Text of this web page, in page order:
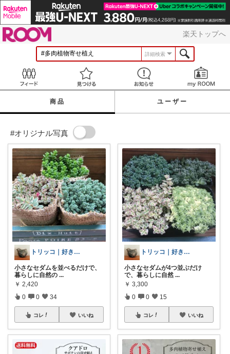
楽天トップへ
詳細検索
見つける お知らせ
商品 ユーザー
#オリジナル写真
トリッコ｜好きな雑貨・インテリア
小さなセダムを並べるだけで、
暮らしに自然の ...
￥ 2,420
0 0 34
コレ いいね
トリッコ｜好きな雑貨・インテリア
小さなセダムが4つ並ぶだけ
で、暮らしに自然 ...
￥ 3,300
0 0 15
コレ いいね